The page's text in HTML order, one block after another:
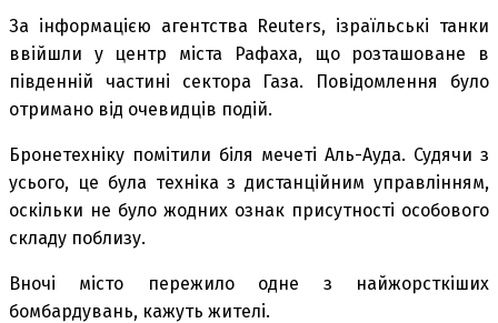
За інформацією агентства Reuters, ізраїльські танки
ввійшли у центр міста Рафаха, що розташоване в
південній частині сектора Газа. Повідомлення було
отримано від очевидців подій.
Бронетехніку помітили біля мечеті Аль-Ауда. Судячи з
усього, це була техніка з дистанційним управлінням,
оскільки не було жодних ознак присутності особового
складу поблизу.
Вночі місто пережило одне з найжорсткіших
бомбардувань, кажуть жителі.